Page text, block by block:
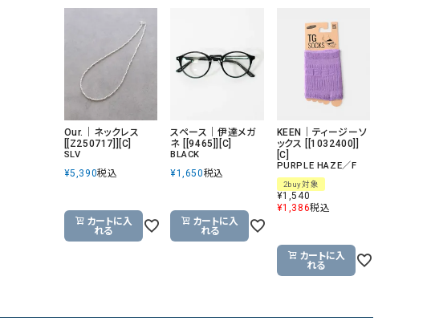
Our.｜ネックレス
[[Z250717]][C]
SLV
¥5,390税込
カートに入
れる
スペース｜伊達メガ
ネ [[9465]][C]
BLACK
¥1,650税込
カートに入
れる
KEEN｜ティージーソ
ックス [[1032400]]
[C]
PURPLE HAZE／F
2buy対象
¥1,540
¥1,386税込
カートに入
れる